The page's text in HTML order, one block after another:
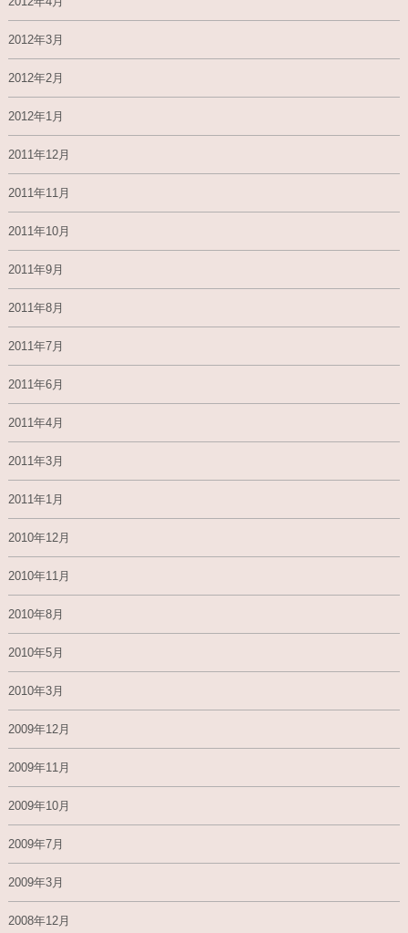
2012年3月
2012年2月
2012年1月
2011年12月
2011年11月
2011年10月
2011年9月
2011年8月
2011年7月
2011年6月
2011年4月
2011年3月
2011年1月
2010年12月
2010年11月
2010年8月
2010年5月
2010年3月
2009年12月
2009年11月
2009年10月
2009年7月
2009年3月
2008年12月